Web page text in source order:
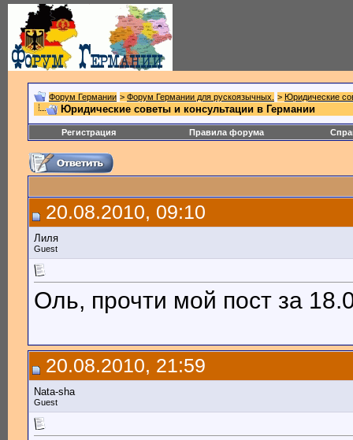
Форум Германии > Форум Германии для рускоязычных. > Юридические
Юридические советы и консультации в Германии
Регистрация Правила форума
20.08.2010, 09:10
Лиля
Guest
Оль, прочти мой пост за
20.08.2010, 21:59
Nata-sha
Guest